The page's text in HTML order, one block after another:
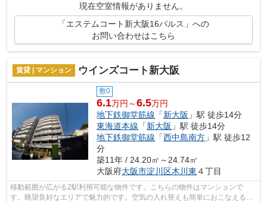
現在空室情報がありません。
「エステムコート新大阪16パルス」への
お問い合わせはこちら
賃貸 | マンション ウインズコート新大阪
敷0
6.1万円～6.5万円
地下鉄御堂筋線 「新大阪 」駅 徒歩14分
東海道本線 「新大阪 」駅 徒歩14分
地下鉄御堂筋線 「西中島南方 」駅 徒歩12
分
築11年 / 24.20㎡～24.74㎡
大阪府大阪市淀川区木川東 ４丁目
移動範囲が広がる2駅利用可能な物件です。こちらの物件はマンションで
す。眺望良好なエリアで魅力的です。空気の入れ替えも簡単におこなえる通